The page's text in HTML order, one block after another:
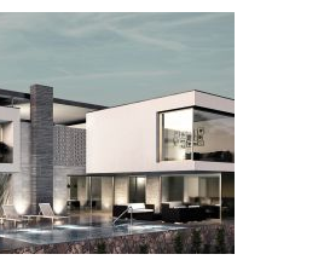
EXPANSION